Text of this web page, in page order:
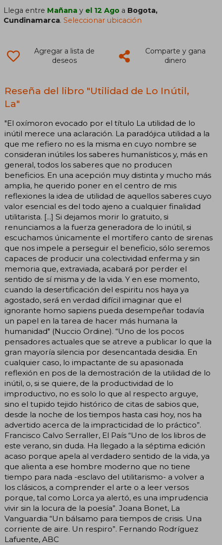
Llega entre Mañana y el 12 Ago a Bogota,
Cundinamarca.Seleccionar ubicación
Agregar a lista de
deseos
Comparte y gana
dinero
Reseña del libro "Utilidad de Lo Inútil,
La"
"El oxímoron evocado por el título La utilidad de lo
inútil merece una aclaración. La paradójica utilidad a la
que me refiero no es la misma en cuyo nombre se
consideran inútiles los saberes humanísticos y, más en
general, todos los saberes que no producen
beneficios. En una acepción muy distinta y mucho más
amplia, he querido poner en el centro de mis
reflexiones la idea de utilidad de aquellos saberes cuyo
valor esencial es del todo ajeno a cualquier finalidad
utilitarista. [...] Si dejamos morir lo gratuito, si
renunciamos a la fuerza generadora de lo inútil, si
escuchamos únicamente el mortífero canto de sirenas
que nos impele a perseguir el beneficio, sólo seremos
capaces de producir una colectividad enferma y sin
memoria que, extraviada, acabará por perder el
sentido de sí misma y de la vida. Y en ese momento,
cuando la desertificación del espiritu nos haya ya
agostado, será en verdad difícil imaginar que el
ignorante homo sapiens pueda desempeñar todavía
un papel en la tarea de hacer más humana la
humanidad" (Nuccio Ordine). “Uno de los pocos
pensadores actuales que se atreve a publicar lo que la
gran mayoría silencia por desencantada desidia. En
cualquier caso, lo impactante de su apasionada
reflexión en pos de la demostración de la utilidad de lo
inútil, o, si se quiere, de la productividad de lo
improductivo, no es solo lo que al respecto arguye,
sino el tupido tejido histórico de citas de sabios que,
desde la noche de los tiempos hasta casi hoy, nos ha
advertido acerca de la impracticidad de lo práctico”.
Francisco Calvo Serraller, El País “Uno de los libros de
este verano, sin duda. Ha llegado a la séptima edición
acaso porque apela al verdadero sentido de la vida, ya
que alienta a ese hombre moderno que no tiene
tiempo para nada -esclavo del utilitarismo- a volver a
los clásicos, a comprender el arte o a leer versos
porque, tal como Lorca ya alertó, es una imprudencia
vivir sin la locura de la poesía”. Joana Bonet, La
Vanguardia “Un bálsamo para tiempos de crisis. Una
corriente de aire. Un respiro”. Fernando Rodríguez
Lafuente, ABC